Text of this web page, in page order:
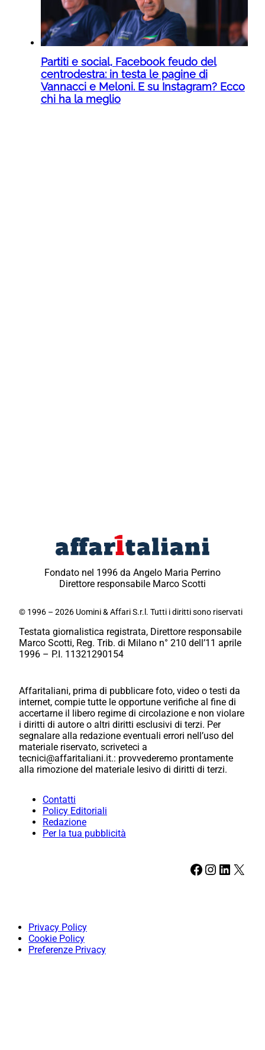
Partiti e social, Facebook feudo del
centrodestra: in testa le pagine di
Vannacci e Meloni. E su Instagram? Ecco
chi ha la meglio
Fondato nel 1996 da Angelo Maria Perrino
Direttore responsabile Marco Scotti
© 1996 – 2026 Uomini & Affari S.r.l. Tutti i diritti sono riservati
Testata giornalistica registrata, Direttore responsabile
Marco Scotti, Reg. Trib. di Milano n° 210 dell’11 aprile
1996 – P.I. 11321290154
Affaritaliani, prima di pubblicare foto, video o testi da
internet, compie tutte le opportune verifiche al fine di
accertarne il libero regime di circolazione e non violare
i diritti di autore o altri diritti esclusivi di terzi. Per
segnalare alla redazione eventuali errori nell’uso del
materiale riservato, scriveteci a
tecnici@affaritaliani.it.: provvederemo prontamente
alla rimozione del materiale lesivo di diritti di terzi.
Contatti
Policy Editoriali
Redazione
Per la tua pubblicità
Facebook Instagram LinkedIn X
Privacy Policy
Cookie Policy
Preferenze Privacy